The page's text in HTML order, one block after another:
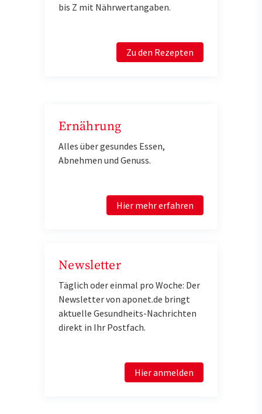
bis Z mit Nährwertangaben.
Zu den Rezepten
Ernährung
Alles über gesundes Essen,
Abnehmen und Genuss.
Hier mehr erfahren
Newsletter
Täglich oder einmal pro Woche: Der
Newsletter von aponet.de bringt
aktuelle Gesundheits-Nachrichten
direkt in Ihr Postfach.
Hier anmelden